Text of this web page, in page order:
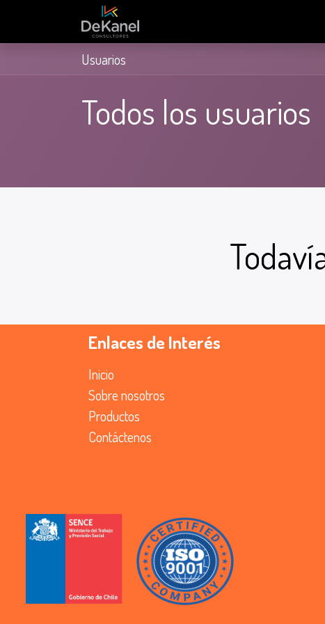
Usuarios
Todos los usuarios
Enlaces de Interés
Inicio
Sobre nosotros
Productos
Contáctenos